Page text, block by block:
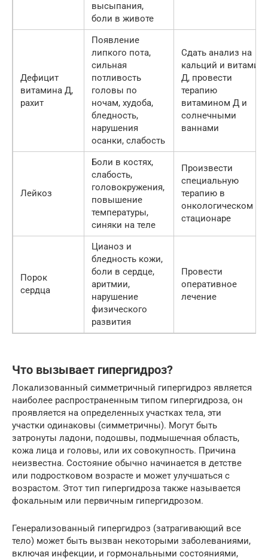
высыпания,
боли в животе
Дефицит
витамина Д,
рахит
Появление
липкого пота,
сильная
потливость
головы по
ночам, худоба,
бледность,
нарушения
осанки, слабость
Сдать анализ на
кальций и витамин
Д, провести
терапию
витамином Д и
солнечными
ваннами
Лейкоз
Боли в костях,
слабость,
головокружения,
повышение
температуры,
синяки на теле
Произвести
специальную
терапию в
онкологическом
стационаре
Порок
сердца
Цианоз и
бледность кожи,
боли в сердце,
аритмии,
нарушение
физического
развития
Провести
оперативное
лечение
Что вызывает гипергидроз?
Локализованный симметричный гипергидроз является
наиболее распространенным типом гипергидроза, он
проявляется на определенных участках тела, эти
участки одинаковы (симметричны). Могут быть
затронуты ладони, подошвы, подмышечная область,
кожа лица и головы, или их совокупность. Причина
неизвестна. Состояние обычно начинается в детстве
или подростковом возрасте и может улучшаться с
возрастом. Этот тип гипергидроза также называется
фокальным или первичным гипергидрозом.
Генерализованный гипергидроз (затрагивающий все
тело) может быть вызван некоторыми заболеваниями,
включая инфекции, и гормональными состояниями,